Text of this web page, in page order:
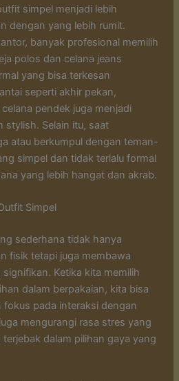
simpel menjadi lebih
dengan yang lebih rumit.
banyak profesional memilih
polos dan celana jeans
yang bisa terkesan
seperti akhir pekan,
pendek juga menjadi
stylish. Selain itu, saat
atau berkumpul dengan teman-
simpel dan tidak terlalu formal
yang lebih hangat dan akrab.
Simpel
sederhana tidak hanya
fisik tetapi juga membawa
Ketika kita memilih
dalam berpakaian, kita bisa
fokus pada interaksi dengan
mengurangi rasa stres yang
dalam pilihan gaya yang